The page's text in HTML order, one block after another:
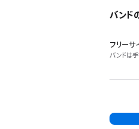
バンド
フリーサ
バンドは